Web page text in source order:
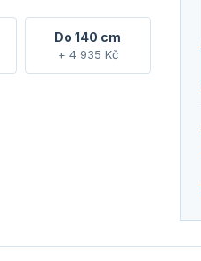
Do 140 cm
+ 4 935 Kč